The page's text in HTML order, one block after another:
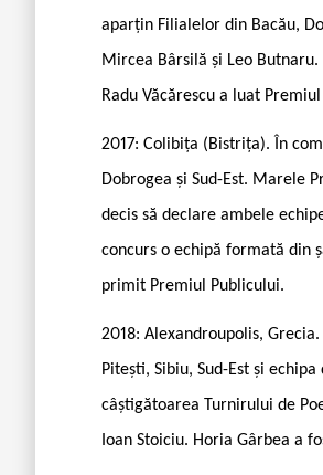
aparțin Filialelor din Bacău,
Mircea Bârsilă și Leo
Radu Văcărescu a luat
2017: Colibița (Bistrița). În
Dobrogea și Sud-Est. Marele
decis să declare ambele
concurs o echipă formată din
primit Premiul Publicului.
2018: Alexandrou­polis,
Pitești, Sibiu, Sud-Est și
câștigătoarea Turnirului de
Ioan Stoiciu. Horia Gârbea a